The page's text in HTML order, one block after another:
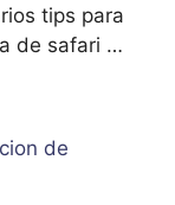
tips para
de safari …
de